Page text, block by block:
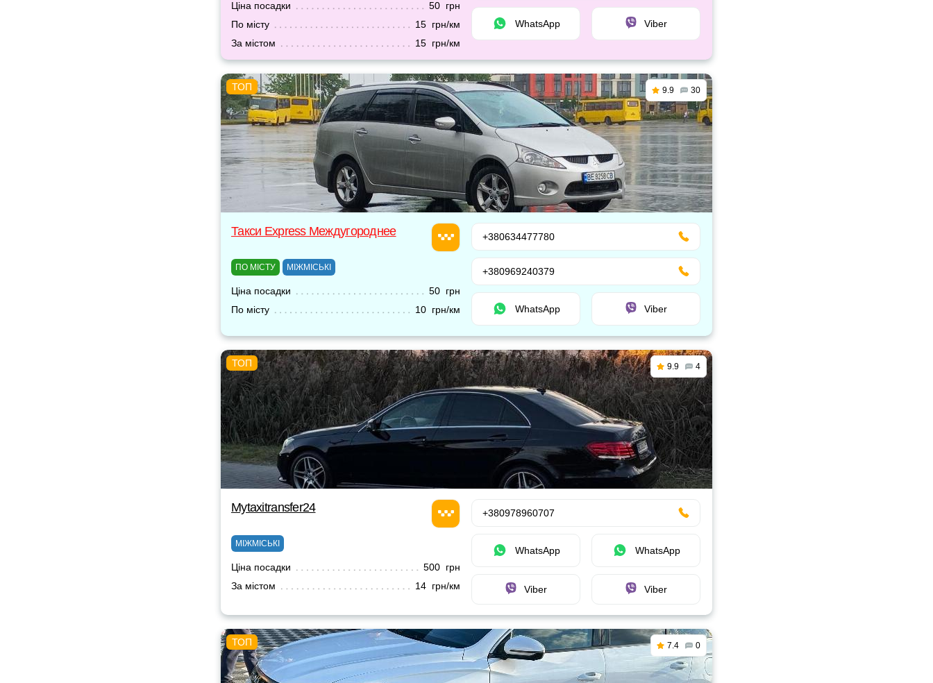
Ціна посадки
50 грн
По місту
15 грн/км
За містом
15 грн/км
WhatsApp Viber
9.9 30
Такси Express Междугороднее
ПО МІСТУ МІЖМІСЬКІ
Ціна посадки
50 грн
По місту
10 грн/км
+380634477780
+380969240379
WhatsApp Viber
9.9 4
Mytaxitransfer24
МІЖМІСЬКІ
Ціна посадки
500 грн
За містом
14 грн/км
+380978960707
WhatsApp WhatsApp
Viber Viber
7.4 0